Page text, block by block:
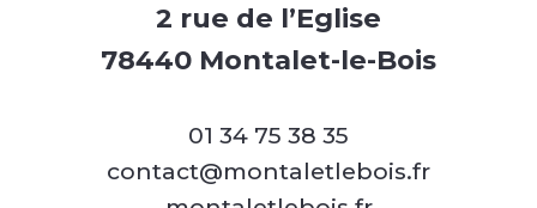
2 rue de l’Eglise
78440 Montalet-le-Bois
01 34 75 38 35
contact@montaletlebois.fr